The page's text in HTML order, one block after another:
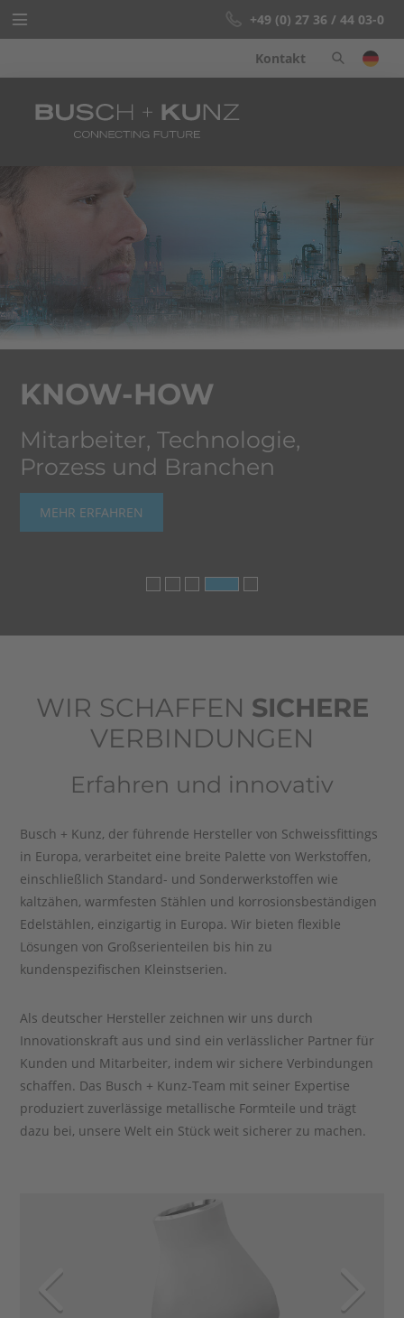
Schweissfittings
Unternehmen
+49 (0) 27 36 / 44 03-0
Kontakt
KNOW-HOW
Mitarbeiter, Technologie,
Prozess und Branchen
MEHR ERFAHREN
WIR SCHAFFEN SICHERE
VERBINDUNGEN
Erfahren und innovativ
Busch + Kunz, der führende Hersteller von Schweissfittings
in Europa, verarbeitet eine breite Palette von Werkstoffen,
einschließlich Standard- und Sonderwerkstoffen wie
kaltzähen, warmfesten Stählen und korrosionsbeständigen
Edelstählen, einzigartig in Europa. Wir bieten flexible
Lösungen von Großserienteilen bis hin zu
kundenspezifischen Kleinstserien.
Als deutscher Hersteller zeichnen wir uns durch
Innovationskraft aus und sind ein verlässlicher Partner für
Kunden und Mitarbeiter, indem wir sichere Verbindungen
schaffen. Das Busch + Kunz-Team mit seiner Expertise
produziert zuverlässige metallische Formteile und trägt
dazu bei, unsere Welt ein Stück weit sicherer zu machen.